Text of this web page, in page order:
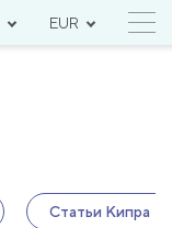
EUR
Статьи Кипра